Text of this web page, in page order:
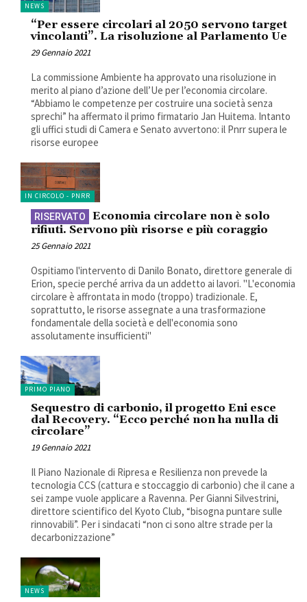
NEWS
“Per essere circolari al 2050 servono target
vincolanti”. La risoluzione al Parlamento Ue
29 Gennaio 2021
La commissione Ambiente ha approvato una risoluzione in
merito al piano d’azione dell’Ue per l’economia circolare.
“Abbiamo le competenze per costruire una società senza
sprechi” ha affermato il primo firmatario Jan Huitema. Intanto
gli uffici studi di Camera e Senato avvertono: il Pnrr supera le
risorse europee
IN CIRCOLO - PNRR
Economia circolare non è solo
rifiuti. Servono più risorse e più coraggio
25 Gennaio 2021
Ospitiamo l'intervento di Danilo Bonato, direttore generale di
Erion, specie perché arriva da un addetto ai lavori. "L'economia
circolare è affrontata in modo (troppo) tradizionale. E,
soprattutto, le risorse assegnate a una trasformazione
fondamentale della società e dell'economia sono
assolutamente insufficienti"
PRIMO PIANO
Sequestro di carbonio, il progetto Eni esce
dal Recovery. “Ecco perché non ha nulla di
circolare”
19 Gennaio 2021
Il Piano Nazionale di Ripresa e Resilienza non prevede la
tecnologia CCS (cattura e stoccaggio di carbonio) che il cane a
sei zampe vuole applicare a Ravenna. Per Gianni Silvestrini,
direttore scientifico del Kyoto Club, “bisogna puntare sulle
rinnovabili”. Per i sindacati “non ci sono altre strade per la
decarbonizzazione”
NEWS